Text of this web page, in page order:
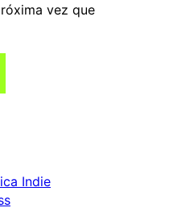
vez que
Indie